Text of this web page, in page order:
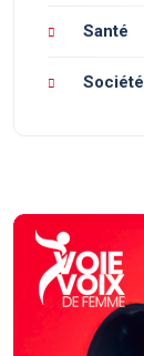
Santé
Société